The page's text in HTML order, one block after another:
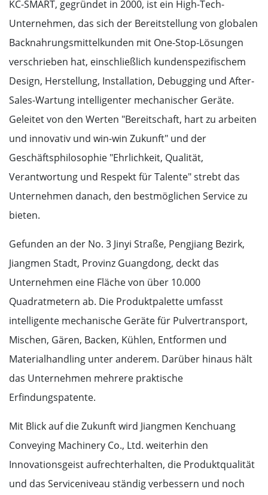
KC-SMART, gegründet in 2000, ist ein High-Tech-
Unternehmen, das sich der Bereitstellung von globalen
Backnahrungsmittelkunden mit One-Stop-Lösungen
verschrieben hat, einschließlich kundenspezifischem
Design, Herstellung, Installation, Debugging und After-
Sales-Wartung intelligenter mechanischer Geräte.
Geleitet von den Werten "Bereitschaft, hart zu arbeiten
und innovativ und win-win Zukunft" und der
Geschäftsphilosophie "Ehrlichkeit, Qualität,
Verantwortung und Respekt für Talente" strebt das
Unternehmen danach, den bestmöglichen Service zu
bieten.
Gefunden an der No. 3 Jinyi Straße, Pengjiang Bezirk,
Jiangmen Stadt, Provinz Guangdong, deckt das
Unternehmen eine Fläche von über 10.000
Quadratmetern ab. Die Produktpalette umfasst
intelligente mechanische Geräte für Pulvertransport,
Mischen, Gären, Backen, Kühlen, Entformen und
Materialhandling unter anderem. Darüber hinaus hält
das Unternehmen mehrere praktische
Erfindungspatente.
Mit Blick auf die Zukunft wird Jiangmen Kenchuang
Conveying Machinery Co., Ltd. weiterhin den
Innovationsgeist aufrechterhalten, die Produktqualität
und das Serviceniveau ständig verbessern und noch